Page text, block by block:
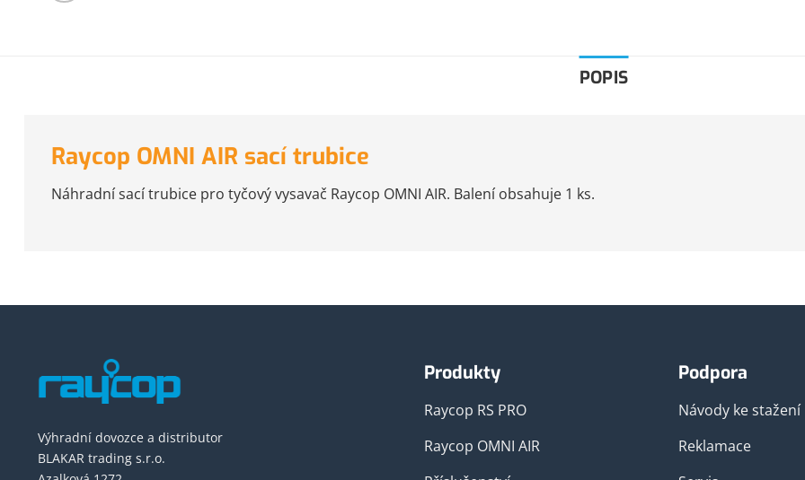
POPIS
Raycop OMNI AIR sací trubice
Náhradní sací trubice pro tyčový vysavač Raycop OMNI AIR. Balení obsahuje 1 ks.
Výhradní dovozce a distributor
BLAKAR trading s.r.o.
Produkty
Raycop RS PRO
Raycop OMNI AIR
Podpora
Návody ke stažení
Reklamace